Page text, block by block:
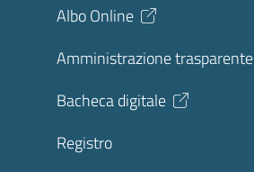
Albo Online
Amministrazione trasparente
Bacheca digitale
Registro